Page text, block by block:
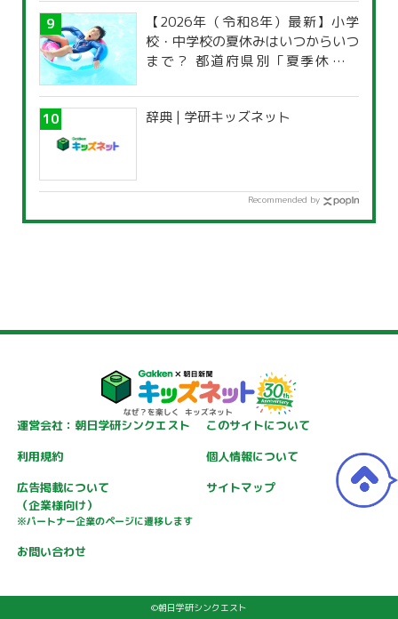
【2026年（令和8年）最新】小学
校・中学校の夏休みはいつからいつ
まで？ 都道府県別「夏季休暇一
辞典 | 学研キッズネット
Recommended by
運営会社：朝日学研シンクエスト
このサイトについて
利用規約
個人情報について
広告掲載について
（企業様向け）
※パートナー企業のページに遷移します
サイトマップ
お問い合わせ
©朝日学研シンクエスト